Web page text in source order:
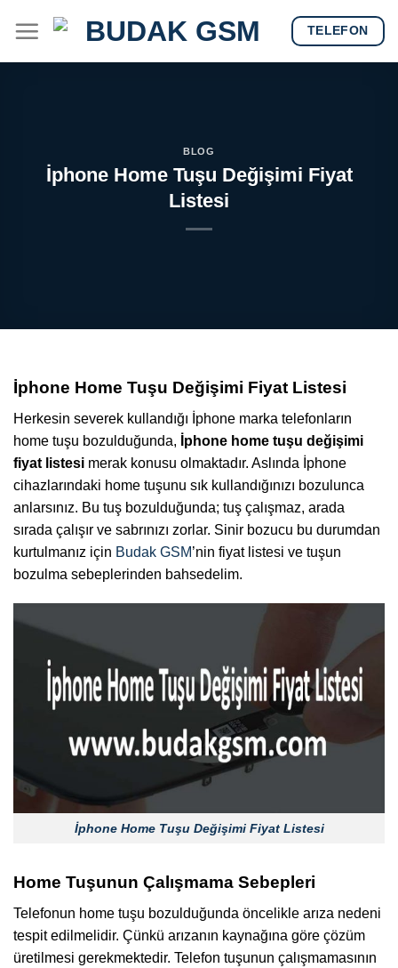
TELEFON
BLOG
İphone Home Tuşu Değişimi Fiyat
Listesi
İphone Home Tuşu Değişimi Fiyat Listesi
Herkesin severek kullandığı İphone marka telefonların
home tuşu bozulduğunda, İphone home tuşu değişimi
fiyat listesi merak konusu olmaktadır. Aslında İphone
cihazlarındaki home tuşunu sık kullandığınızı bozulunca
anlarsınız. Bu tuş bozulduğunda; tuş çalışmaz, arada
sırada çalışır ve sabrınızı zorlar. Sinir bozucu bu durumdan
kurtulmanız için Budak GSM’nin fiyat listesi ve tuşun
bozulma sebeplerinden bahsedelim.
İphone Home Tuşu Değişimi Fiyat Listesi
Home Tuşunun Çalışmama Sebepleri
Telefonun home tuşu bozulduğunda öncelikle arıza nedeni
tespit edilmelidir. Çünkü arızanın kaynağına göre çözüm
üretilmesi gerekmektedir. Telefon tuşunun çalışmamasının